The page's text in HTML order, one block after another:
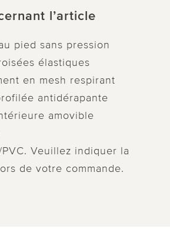
l’article
pied sans pression
élastiques
en mesh respirant
antidérapante
amovible
Veuillez indiquer la
de votre commande.